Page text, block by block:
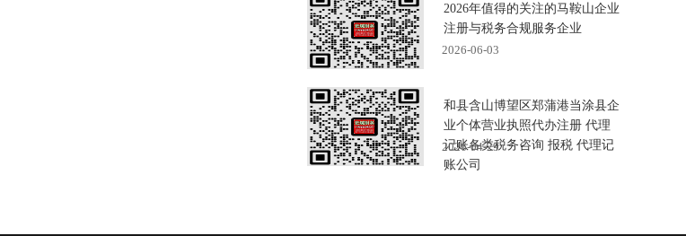
2026年值得的关注的马鞍山企业
注册与税务合规服务企业
2026-06-03
和县含山博望区郑蒲港当涂县企
业个体营业执照代办注册 代理
记账各类税务咨询 报税 代理记
账公司
2026-04-29